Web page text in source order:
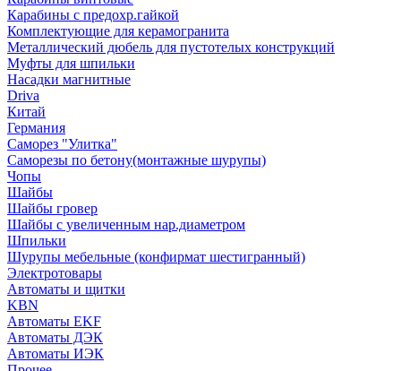
Карабины с предохр.гайкой
Комплектующие для керамогранита
Металлический дюбель для пустотелых конструкций
Муфты для шпильки
Насадки магнитные
Driva
Китай
Германия
Саморез "Улитка"
Саморезы по бетону(монтажные шурупы)
Чопы
Шайбы
Шайбы гровер
Шайбы с увеличенным нар.диаметром
Шпильки
Шурупы мебельные (конфирмат шестигранный)
Электротовары
Автоматы и щитки
KBN
Автоматы EKF
Автоматы ДЭК
Автоматы ИЭК